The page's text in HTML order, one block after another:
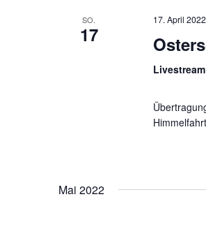
SO.
17
17. April
Livestream
Mai 2022